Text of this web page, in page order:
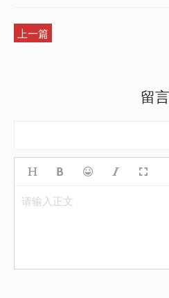
上一篇
留言
请输入正文